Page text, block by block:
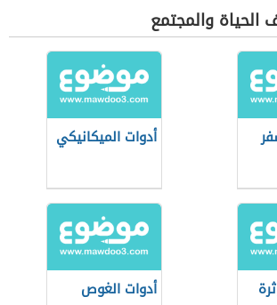
والمجتمع
أدوات الميكانيكي
أدوات الغوص